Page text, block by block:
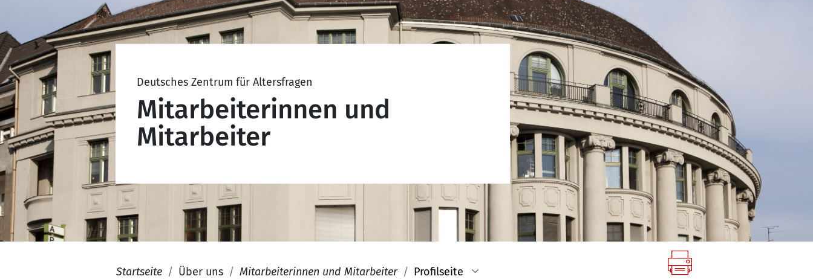
Deutsches Zentrum für Altersfragen
Mitarbeiterinnen und
Mitarbeiter
Startseite Über uns Mitarbeiterinnen und Mitarbeiter Profilseite